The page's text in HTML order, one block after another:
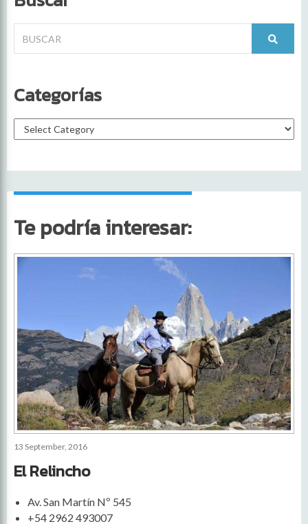
Categorías
Te podría interesar:
13 September, 2016
El Relincho
Av. San Martín Nº 545
+54 2962 493007